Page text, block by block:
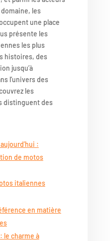
les
une place
présente les
les plus
histoires, des
jusqu’à
l’univers des
les
distinguent des
:
de motos
italiennes
en matière
le charme à